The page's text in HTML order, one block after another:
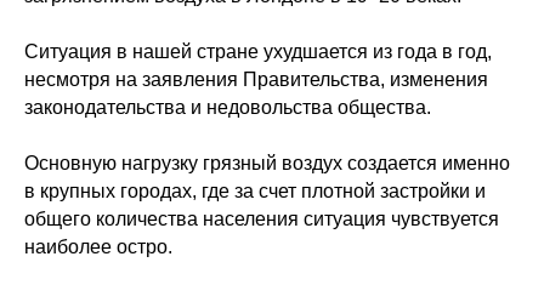
Ситуация в нашей стране ухудшается из года в год,
несмотря на заявления Правительства, изменения
законодательства и недовольства общества.
Основную нагрузку грязный воздух создается именно
в крупных городах, где за счет плотной застройки и
общего количества населения ситуация чувствуется
наиболее остро.